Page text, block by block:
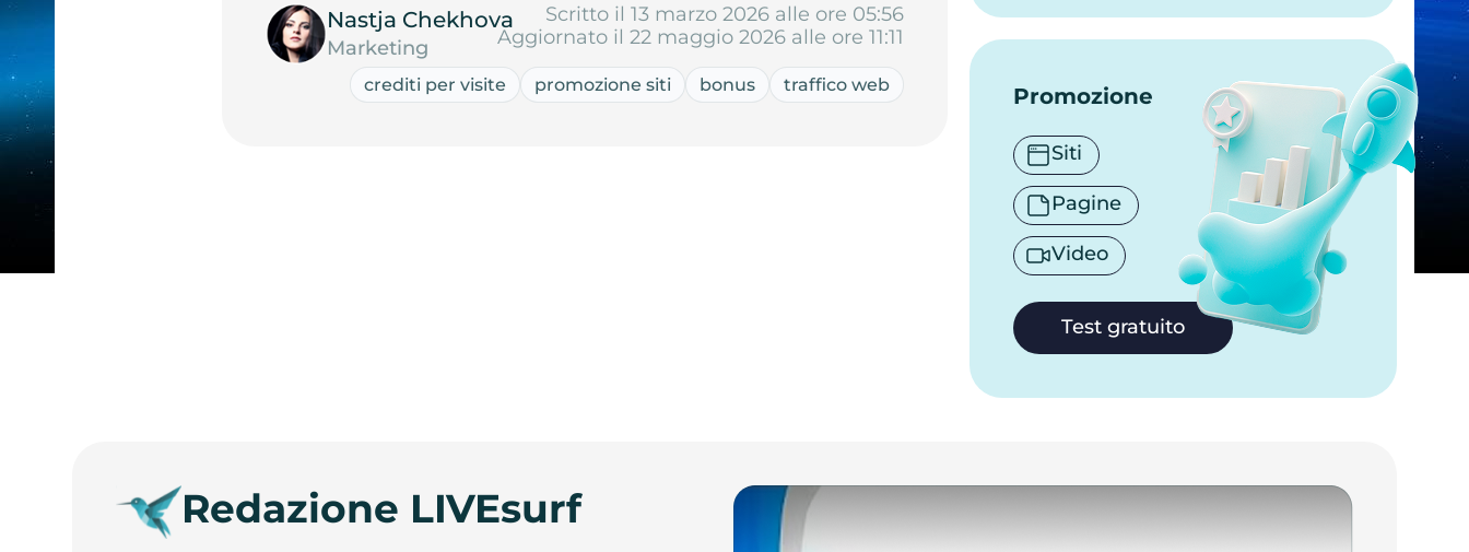
Nastja Chekhova
Marketing
Scritto il 13 marzo 2026 alle ore 05:56
Aggiornato il 22 maggio 2026 alle ore 11:11
crediti per visite promozione siti bonus traffico web Promozione
Siti
Pagine
Video
Test gratuito
Redazione LIVEsurf